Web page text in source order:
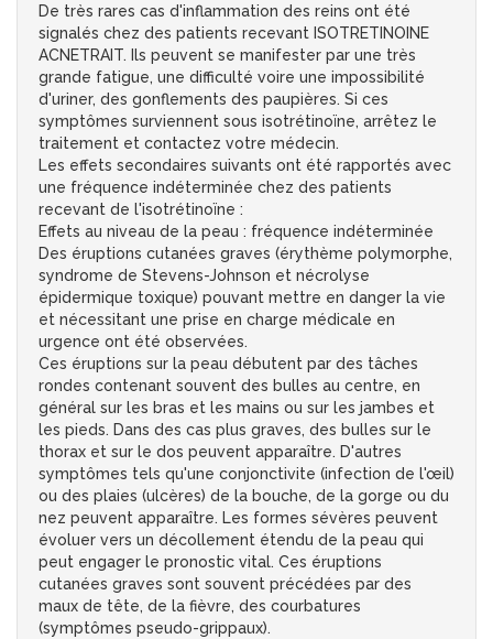
De très rares cas d'inflammation des reins ont été
signalés chez des patients recevant ISOTRETINOINE
ACNETRAIT. Ils peuvent se manifester par une très
grande fatigue, une difficulté voire une impossibilité
d'uriner, des gonflements des paupières. Si ces
symptômes surviennent sous isotrétinoïne, arrêtez le
traitement et contactez votre médecin.
Les effets secondaires suivants ont été rapportés avec
une fréquence indéterminée chez des patients
recevant de l'isotrétinoïne :
Effets au niveau de la peau : fréquence indéterminée
Des éruptions cutanées graves (érythème polymorphe,
syndrome de Stevens-Johnson et nécrolyse
épidermique toxique) pouvant mettre en danger la vie
et nécessitant une prise en charge médicale en
urgence ont été observées.
Ces éruptions sur la peau débutent par des tâches
rondes contenant souvent des bulles au centre, en
général sur les bras et les mains ou sur les jambes et
les pieds. Dans des cas plus graves, des bulles sur le
thorax et sur le dos peuvent apparaître. D'autres
symptômes tels qu'une conjonctivite (infection de l'œil)
ou des plaies (ulcères) de la bouche, de la gorge ou du
nez peuvent apparaître. Les formes sévères peuvent
évoluer vers un décollement étendu de la peau qui
peut engager le pronostic vital. Ces éruptions
cutanées graves sont souvent précédées par des
maux de tête, de la fièvre, des courbatures
(symptômes pseudo-grippaux).